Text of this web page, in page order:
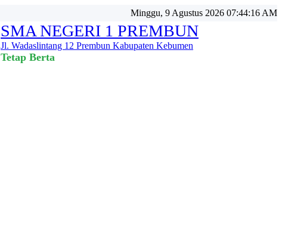
Minggu, 9 Agustus 2026 07:44:18 AM
SMA NEGERI 1 PREMBUN
Jl. Wadaslintang 12 Prembun Kabupaten Kebumen
Tetap Bertahan 💪